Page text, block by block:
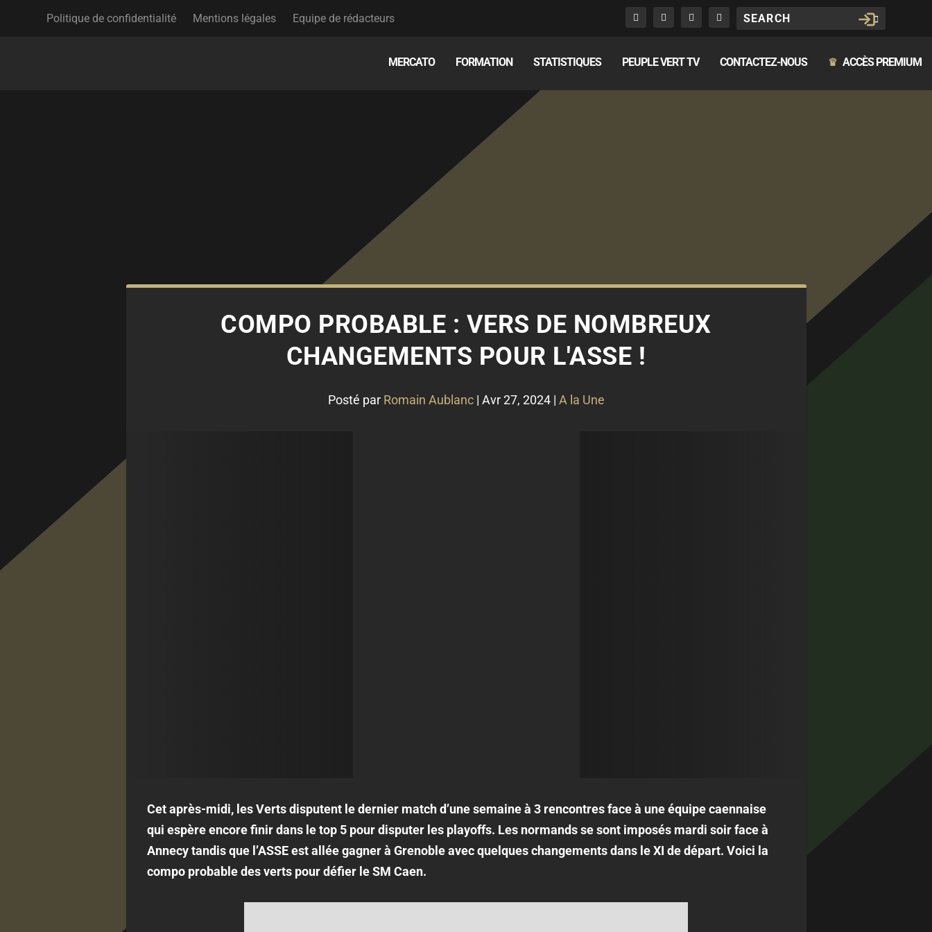
Politique de confidentialité Mentions légales Equipe de rédacteurs
MERCATO FORMATION STATISTIQUES PEUPLE VERT TV CONTACTEZ-NOUS ♛ ACCÈS PREMIUM
COMPO PROBABLE : VERS DE NOMBREUX
CHANGEMENTS POUR L'ASSE !
Posté par Romain Aublanc| Avr 27, 2024| A la Une
Cet après-midi, les Verts disputent le dernier match d’une semaine à 3 rencontres face à une équipe caennaise
qui espère encore finir dans le top 5 pour disputer les playoffs. Les normands se sont imposés mardi soir face à
Annecy tandis que l’ASSE est allée gagner à Grenoble avec quelques changements dans le XI de départ. Voici la
compo probable des verts pour défier le SM Caen.